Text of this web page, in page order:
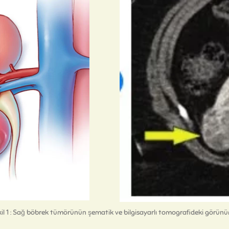
1 : Sağ böbrek tümörünün şematik ve bilgisayarlı tomografideki